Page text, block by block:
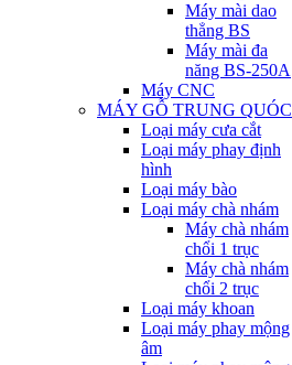
Máy mài dao
thẳng BS
Máy mài đa
năng BS-250A
Máy CNC
MÁY GỖ TRUNG QUÓC
Loại máy cưa cắt
Loại máy phay định
hình
Loại máy bào
Loại máy chà nhám
Máy chà nhám
chổi 1 trục
Máy chà nhám
chổi 2 trục
Loại máy khoan
Loại máy phay mộng
âm